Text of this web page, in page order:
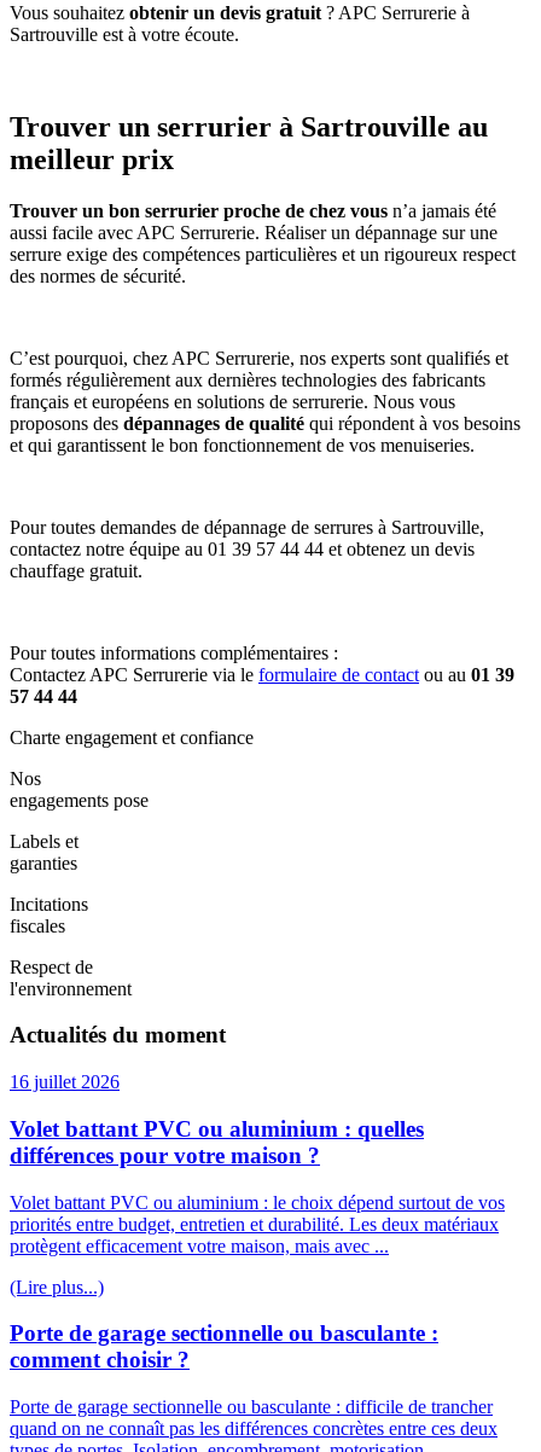
Vous souhaitez obtenir un devis gratuit ? APC Serrurerie à
Sartrouville est à votre écoute.
Trouver un serrurier à Sartrouville au
meilleur prix
Trouver un bon serrurier proche de chez vous n’a jamais été
aussi facile avec APC Serrurerie. Réaliser un dépannage sur une
serrure exige des compétences particulières et un rigoureux respect
des normes de sécurité.
C’est pourquoi, chez APC Serrurerie, nos experts sont qualifiés et
formés régulièrement aux dernières technologies des fabricants
français et européens en solutions de serrurerie. Nous vous
proposons des dépannages de qualité qui répondent à vos besoins
et qui garantissent le bon fonctionnement de vos menuiseries.
Pour toutes demandes de dépannage de serrures à Sartrouville,
contactez notre équipe au 01 39 57 44 44 et obtenez un devis
chauffage gratuit.
Pour toutes informations complémentaires :
Contactez APC Serrurerie via le formulaire de contact ou au 01 39
57 44 44
Charte engagement et confiance
Nos
engagements pose
Labels et
garanties
Incitations
fiscales
Respect de
l'environnement
Actualités du moment
16 juillet 2026
Volet battant PVC ou aluminium : quelles
différences pour votre maison ?
Volet battant PVC ou aluminium : le choix dépend surtout de vos
priorités entre budget, entretien et durabilité. Les deux matériaux
protègent efficacement votre maison, mais avec ...
(Lire plus...)
Porte de garage sectionnelle ou basculante :
comment choisir ?
Porte de garage sectionnelle ou basculante : difficile de trancher
quand on ne connaît pas les différences concrètes entre ces deux